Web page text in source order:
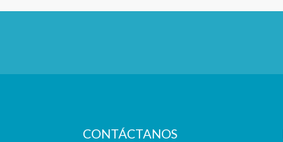
CONTÁCTANOS